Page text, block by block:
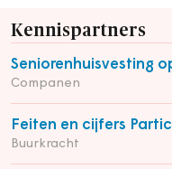
Kennispartners
Seniorenhuisvesting
Companen
Feiten en cijfers
Buurkracht